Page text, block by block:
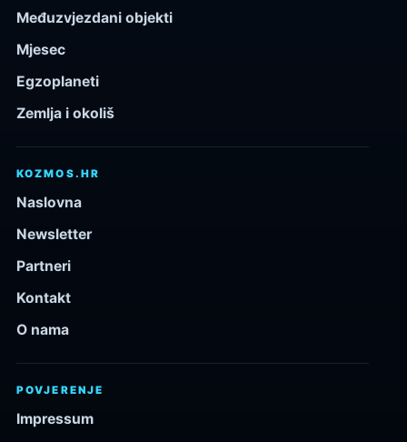
Međuzvjezdani objekti
Mjesec
Egzoplaneti
Zemlja i okoliš
KOZMOS.HR
Naslovna
Newsletter
Partneri
Kontakt
O nama
POVJERENJE
Impressum